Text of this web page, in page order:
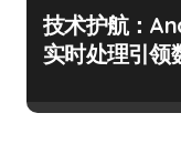
技术护航：
实时处理引领